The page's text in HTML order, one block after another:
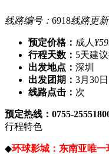
线路编号： 6918线路更
预定价格： 成人
行程天数： 5天建
出发地点： 深圳
出发团期： 3月30日
线路点击： 次
预定热线：0755-
行程特色
◆环球影城：东南亚唯